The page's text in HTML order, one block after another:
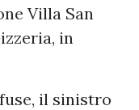
Villa San
in
il sinistro